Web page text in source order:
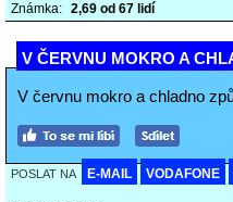
Známka: 2,69 od 67 lidí
V ČERVNU MOKRO A
V červnu mokro a chladno
POSLAT NA E-MAIL VODAFONE